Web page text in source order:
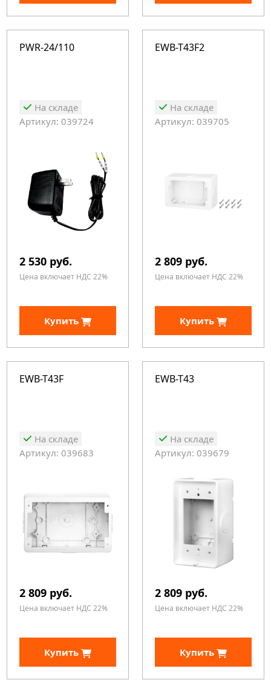
PWR-24/110
На складе
Артикул: 039724
2 530 руб.
Цена включает НДС 22%
Купить
EWB-T43F2
На складе
Артикул: 039705
2 809 руб.
Цена включает НДС 22%
Купить
EWB-T43F
На складе
Артикул: 039683
2 809 руб.
Цена включает НДС 22%
Купить
EWB-T43
На складе
Артикул: 039679
2 809 руб.
Цена включает НДС 22%
Купить